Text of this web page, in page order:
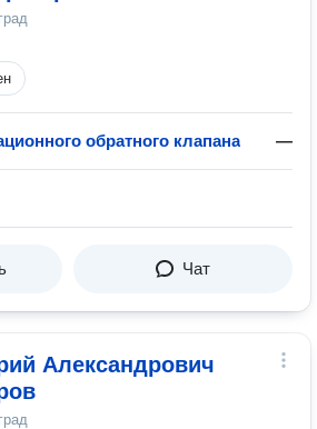
обратного клапана —
Чат
Александрович